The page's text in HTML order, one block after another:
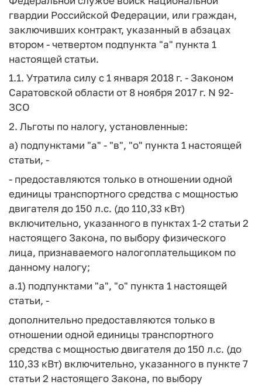
гвардии Российской Федерации, или граждан,
заключивших контракт, указанный в абзацах
втором - четвертом подпункта "а" пункта 1
настоящей статьи.
1.1. Утратила силу с 1 января 2018 г. - Законом
Саратовской области от 8 ноября 2017 г. N 92-
ЗСО
2. Льготы по налогу, установленные:
а) подпунктами "а" - "в", "о" пункта 1 настоящей
статьи, -
- предоставляются только в отношении одной
единицы транспортного средства с мощностью
двигателя до 150 л.с. (до 110,33 кВт)
включительно, указанного в пунктах 1-2 статьи 2
настоящего Закона, по выбору физического
лица, признаваемого налогоплательщиком по
данному налогу;
а.1) подпунктами "а", "о" пункта 1 настоящей
статьи, -
дополнительно предоставляются только в
отношении одной единицы транспортного
средства с мощностью двигателя до 150 л.с. (до
110,33 кВт) включительно, указанного в пункте 7
статьи 2 настоящего Закона, по выбору